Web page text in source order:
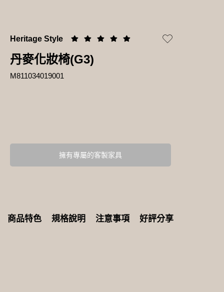
Heritage Style
丹麥化妝椅(G3)
M811034019001
擁有專屬的客製家具
商品特色 規格說明 注意事項 好評分享